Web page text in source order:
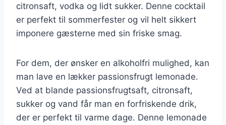
citronsaft, vodka og lidt sukker. Denne cocktail
er perfekt til sommerfester og vil helt sikkert
imponere gæsterne med sin friske smag.
For dem, der ønsker en alkoholfri mulighed, kan
man lave en lækker passionsfrugt lemonade.
Ved at blande passionsfrugtsaft, citronsaft,
sukker og vand får man en forfriskende drik,
der er perfekt til varme dage. Denne lemonade